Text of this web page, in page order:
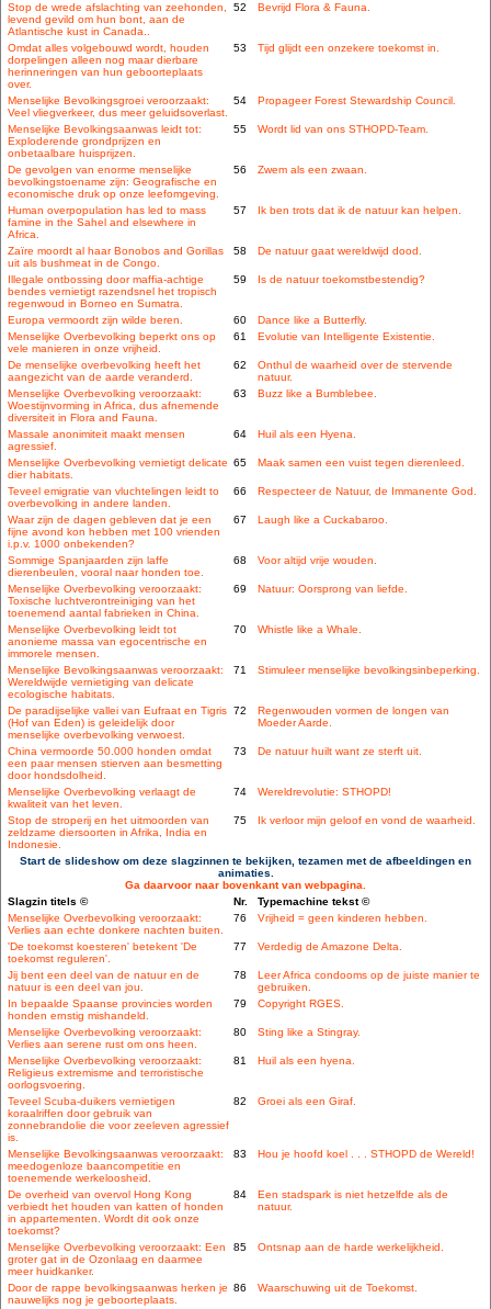
Stop de wrede afslachting van zeehonden,
levend gevild om hun bont, aan de
Atlantische kust in Canada..
52 Bevrijd Flora & Fauna.
Omdat alles volgebouwd wordt, houden
dorpelingen alleen nog maar dierbare
herinneringen van hun geboorteplaats
over.
53 Tijd glijdt een onzekere toekomst in.
Menselijke Bevolkingsgroei veroorzaakt:
Veel vliegverkeer, dus meer geluidsoverlast.
54 Propageer Forest Stewardship Council.
Menselijke Bevolkingsaanwas leidt tot:
Exploderende grondprijzen en
onbetaalbare huisprijzen.
55 Wordt lid van ons STHOPD-Team.
De gevolgen van enorme menselijke
bevolkingstoename zijn: Geografische en
economische druk op onze leefomgeving.
56 Zwem als een zwaan.
Human overpopulation has led to mass
famine in the Sahel and elsewhere in
Africa.
57 Ik ben trots dat ik de natuur kan helpen.
Zaïre moordt al haar Bonobos and Gorillas
uit als bushmeat in de Congo.
58 De natuur gaat wereldwijd dood.
Illegale ontbossing door maffia-achtige
bendes vernietigt razendsnel het tropisch
regenwoud in Borneo en Sumatra.
59 Is de natuur toekomstbestendig?
Europa vermoordt zijn wilde beren. 60
Dance like a Butterfly.
Menselijke Overbevolking beperkt ons op
vele manieren in onze vrijheid.
61 Evolutie van Intelligente Existentie.
De menselijke overbevolking heeft het
aangezicht van de aarde veranderd.
62
Onthul de waarheid over de stervende
natuur.
Menselijke Overbevolking veroorzaakt:
Woestijnvorming in Africa, dus afnemende
diversiteit in Flora and Fauna.
63 Buzz like a Bumblebee.
Massale anonimiteit maakt mensen
agressief.
64 Huil als een Hyena.
Menselijke Overbevolking vernietigt delicate
dier habitats.
65 Maak samen een vuist tegen dierenleed.
Teveel emigratie van vluchtelingen leidt to
overbevolking in andere landen.
66 Respecteer de Natuur, de Immanente God.
Waar zijn de dagen gebleven dat je een
fijne avond kon hebben met 100 vrienden
i.p.v. 1000 onbekenden?
67 Laugh like a Cuckabaroo.
Sommige Spanjaarden zijn laffe
dierenbeulen, vooral naar honden toe.
68 Voor altijd vrije wouden.
Menselijke Overbevolking veroorzaakt:
Toxische luchtverontreiniging van het
toenemend aantal fabrieken in China.
69 Natuur: Oorsprong van liefde.
Menselijke Overbevolking leidt tot
anonieme massa van egocentrische en
immorele mensen.
70 Whistle like a Whale.
Menselijke Bevolkingsaanwas veroorzaakt:
Wereldwijde vernietiging van delicate
ecologische habitats.
71 Stimuleer menselijke bevolkingsinbeperking.
De paradijselijke vallei van Eufraat en Tigris
(Hof van Eden) is geleidelijk door
menselijke overbevolking verwoest.
72
Regenwouden vormen de longen van
Moeder Aarde.
China vermoorde 50.000 honden omdat
een paar mensen stierven aan besmetting
door hondsdolheid.
73 De natuur huilt want ze sterft uit.
Menselijke Overbevolking verlaagt de
kwaliteit van het leven.
74 Wereldrevolutie: STHOPD!
Stop de stroperij en het uitmoorden van
zeldzame diersoorten in Afrika, India en
Indonesie.
75 Ik verloor mijn geloof en vond de waarheid.
Start de slideshow om deze slagzinnen te bekijken, tezamen met de afbeeldingen en
animaties.
Ga daarvoor naar bovenkant van webpagina.
Slagzin titels ©
Nr.
Typemachine tekst ©
Menselijke Overbevolking veroorzaakt:
Verlies aan echte donkere nachten buiten.
76 Vrijheid = geen kinderen hebben.
'De toekomst koesteren' betekent 'De
toekomst reguleren'.
77 Verdedig de Amazone Delta.
Jij bent een deel van de natuur en de
natuur is een deel van jou.
78
Leer Africa condooms op de juiste manier te
gebruiken.
In bepaalde Spaanse provincies worden
honden ernstig mishandeld.
79 Copyright RGES.
Menselijke Overbevolking veroorzaakt:
Verlies aan serene rust om ons heen.
80 Sting like a Stingray.
Menselijke Overbevolking veroorzaakt:
Religieus extremisme and terroristische
oorlogsvoering.
81 Huil als een hyena.
Teveel Scuba-duikers vernietigen
koraalriffen door gebruik van
zonnebrandolie die voor zeeleven agressief
is.
82 Groei als een Giraf.
Menselijke Bevolkingsaanwas veroorzaakt:
meedogenloze baancompetitie en
toenemende werkeloosheid.
83 Hou je hoofd koel . . . STHOPD de Wereld!
De overheid van overvol Hong Kong
verbiedt het houden van katten of honden
in appartementen. Wordt dit ook onze
toekomst?
84
Een stadspark is niet hetzelfde als de
natuur.
Menselijke Overbevolking veroorzaakt: Een
groter gat in de Ozonlaag en daarmee
meer huidkanker.
85 Ontsnap aan de harde werkelijkheid.
Door de rappe bevolkingsaanwas herken je
nauwelijks nog je geboorteplaats.
86 Waarschuwing uit de Toekomst.